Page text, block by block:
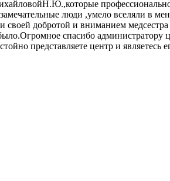
люди ,умело вселяли в
своей добротой и вниманием
спасибо администратору
представляете центр и являетесь